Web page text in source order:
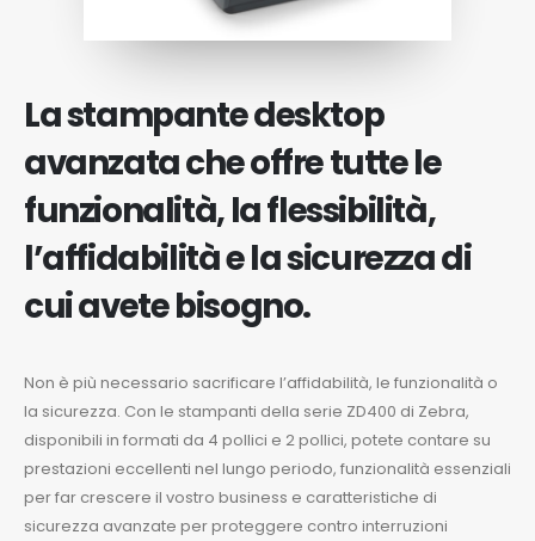
La stampante desktop
avanzata che offre tutte le
funzionalità, la flessibilità,
l’affidabilità e la sicurezza di
cui avete bisogno.
Non è più necessario sacrificare l’affidabilità, le funzionalità o
la sicurezza. Con le stampanti della serie ZD400 di Zebra,
disponibili in formati da 4 pollici e 2 pollici, potete contare su
prestazioni eccellenti nel lungo periodo, funzionalità essenziali
per far crescere il vostro business e caratteristiche di
sicurezza avanzate per proteggere contro interruzioni